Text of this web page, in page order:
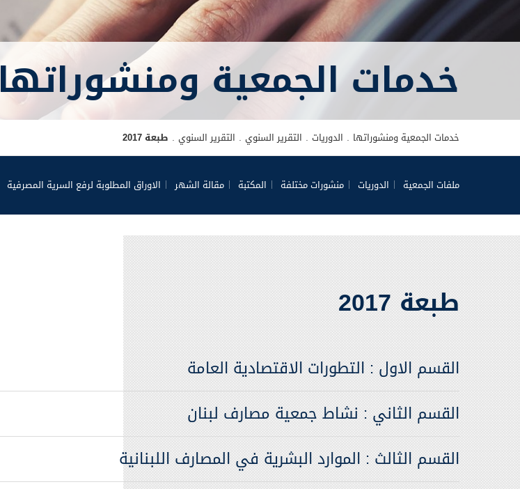
خدمات الجمعية ومنشوراتها
خدمات الجمعية ومنشوراتها الدوريات التقرير السنوي التقرير السنوي طبعة 2017
ملفات الجمعية الدوريات منشورات مختلفة المكتبة مقالة الشهر الاوراق المطلوبة لرفع السرية المصرفية
طبعة 2017
القسم الاول : التطورات الاقتصادية العامة
القسم الثاني : نشاط جمعية مصارف لبنان
القسم الثالث : الموارد البشرية في المصارف اللبنانية